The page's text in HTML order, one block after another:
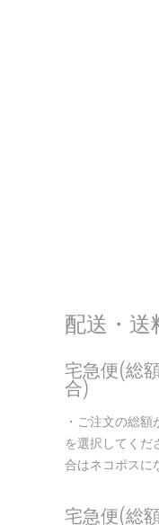
配送・送
宅急便(総
合)
・ご注文の総
を選択してくだ
合はネコポスに
宅急便(総